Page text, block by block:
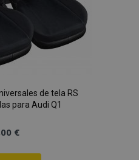
de tela RS
para Audi Q1
€